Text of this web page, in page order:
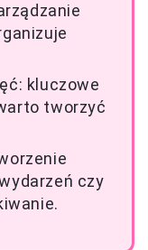
kluczowe
tworzyć
czy